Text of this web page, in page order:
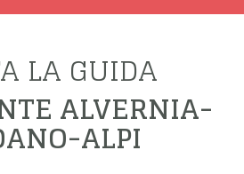
LA GUIDA
ALVERNIA-
ALPI